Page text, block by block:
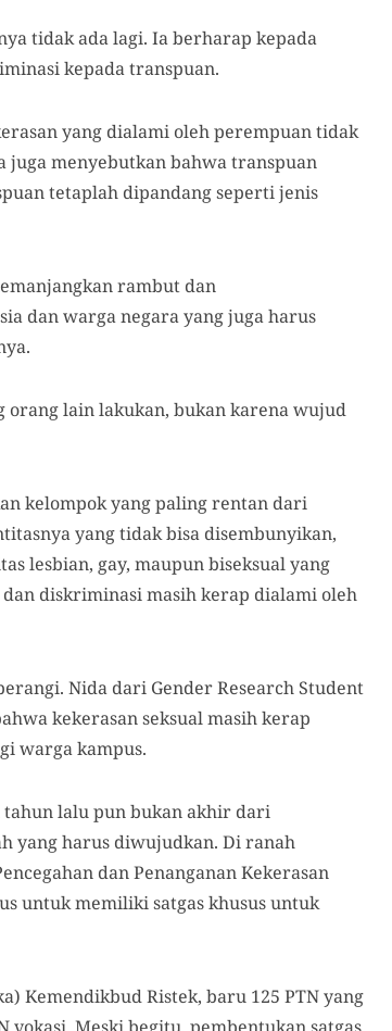
tidak ada lagi. Ia berharap kepada
kepada transpuan.
yang dialami oleh perempuan tidak
juga menyebutkan bahwa transpuan
tetaplah dipandang seperti jenis
rambut dan
dan warga negara yang juga harus
orang lain lakukan, bukan karena wujud
kelompok yang paling rentan dari
yang tidak bisa disembunyikan,
lesbian, gay, maupun biseksual yang
diskriminasi masih kerap dialami oleh
Nida dari Gender Research Student
kekerasan seksual masih kerap
warga kampus.
tahun lalu pun bukan akhir dari
yang harus diwujudkan. Di ranah
dan Penanganan Kekerasan
untuk memiliki satgas khusus untuk
Kemendikbud Ristek, baru 125 PTN yang